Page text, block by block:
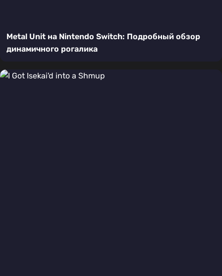
Metal Unit на Nintendo Switch: Подробный обзор
динамичного рогалика